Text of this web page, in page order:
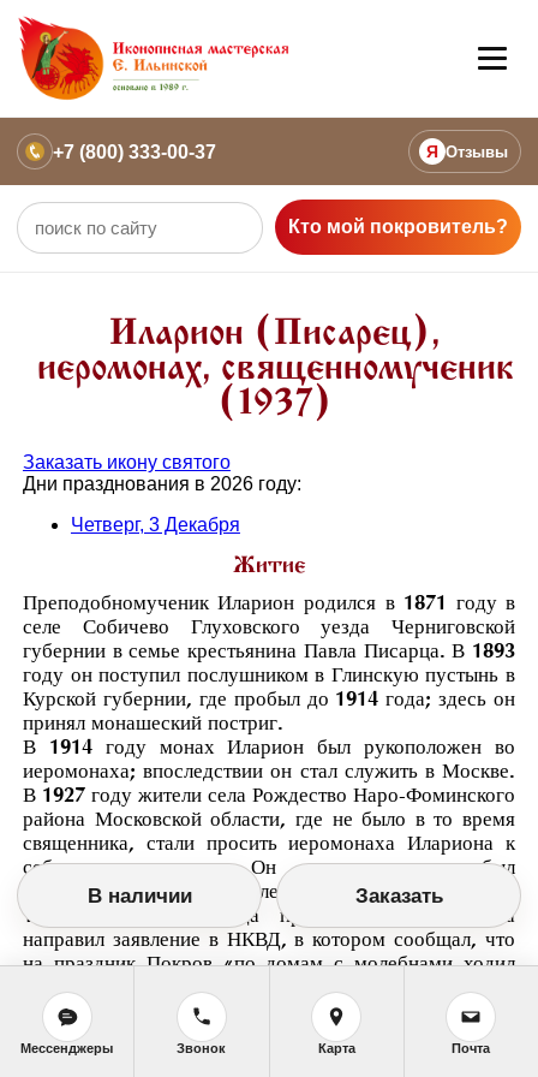
+7 (800) 333-00-37 Я Отзывы
Кто мой покровитель?
Иларион (Писарец),
иеромонах, священномученик
(1937)
Заказать икону святого
Дни празднования в 2026 году:
Четверг, 3 Декабря
Житие
Преподобномученик Иларион родился в 1871 году в
селе Собичево Глуховского уезда Черниговской
губернии в семье крестьянина Павла Писарца. В 1893
году он поступил послушником в Глинскую пустынь в
Курской губернии, где пробыл до 1914 года; здесь он
принял монашеский постриг.
В 1914 году монах Иларион был рукоположен во
иеромонаха; впоследствии он стал служить в Москве.
В 1927 году жители села Рождество Наро-Фоминского
района Московской области, где не было в то время
священника, стали просить иеромонаха Илариона к
себе на приход. Он согласился и был
священноначалием направлен служить в этот храм.
15 октября 1937 года председатель сельсовета
направил заявление в НКВД, в котором сообщал, что
на праздник Покров «по домам с молебнами ходил
рождественский поп, не имея на это разрешения... Со
стороны попа и ранее были нарушения... он собирал
подписи верующих, просим принять соответствующие
меры».
В наличии Заказать
Мессенджеры Звонок Карта Почта